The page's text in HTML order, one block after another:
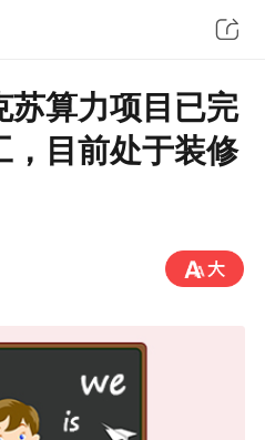
苏算力项目已完
，目前处于装修